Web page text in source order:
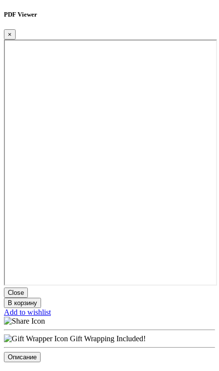
PDF Viewer
×
Close
В корзину
Add to wishlist
Gift Wrapping Included!
Описание